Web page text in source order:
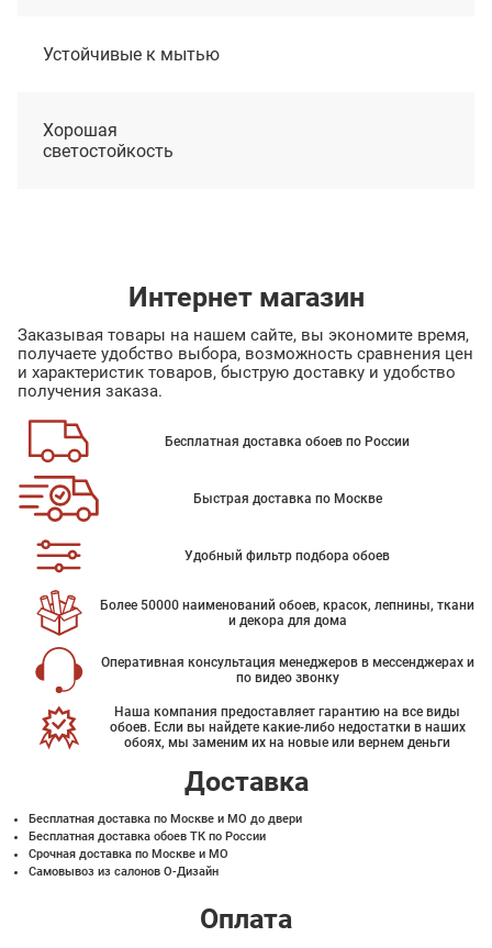
Устойчивые к мытью
Хорошая
светостойкость
Интернет магазин
Заказывая товары на нашем сайте, вы экономите время,
получаете удобство выбора, возможность сравнения цен
и характеристик товаров, быструю доставку и удобство
получения заказа.
Бесплатная доставка обоев по России
Быстрая доставка по Москве
Удобный фильтр подбора обоев
Более 50000 наименований обоев, красок, лепнины, ткани
и декора для дома
Оперативная консультация менеджеров в мессенджерах и
по видео звонку
Наша компания предоставляет гарантию на все виды
обоев. Если вы найдете какие-либо недостатки в наших
обоях, мы заменим их на новые или вернем деньги
Доставка
Бесплатная доставка по Москве и МО до двери
Бесплатная доставка обоев ТК по России
Срочная доставка по Москве и МО
Самовывоз из салонов О-Дизайн
Оплата